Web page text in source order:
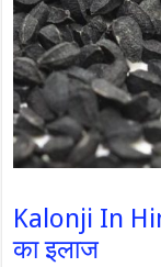
Kalonji In
का इलाज